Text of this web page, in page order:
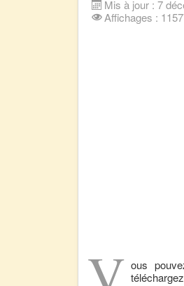
Mis à jour : 7
Affichages :
ous